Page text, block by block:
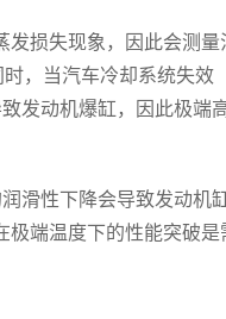
损失现象，因此会测量
，当汽车冷却系统失效
发动机爆缸，因此极端
滑性下降会导致发动机
极端温度下的性能突破是